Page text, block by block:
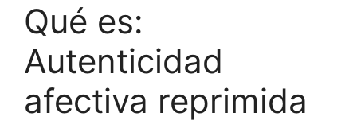
Qué es:
Autenticidad
afectiva reprimida